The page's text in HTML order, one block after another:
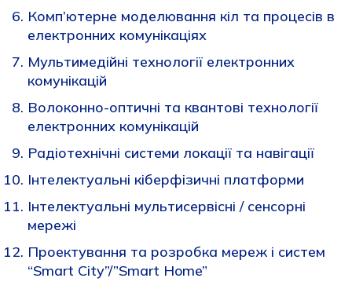
Комп’ютерне моделювання кіл та процесів в
електронних комунікаціях
Мультимедійні технології електронних
комунікацій
Волоконно-оптичні та квантові технології
електронних комунікацій
Радіотехнічні системи локації та навігації
Інтелектуальні кіберфізичні платформи
Інтелектуальні мультисервісні / сенсорні
мережі
Проектування та розробка мереж і систем
“Smart City”/”Smart Home”